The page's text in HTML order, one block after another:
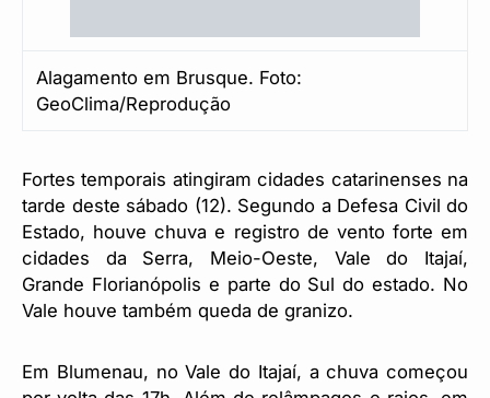
Alagamento em Brusque. Foto:
GeoClima/Reprodução
Fortes temporais atingiram cidades catarinenses na
tarde deste sábado (12). Segundo a Defesa Civil do
Estado, houve chuva e registro de vento forte em
cidades da Serra, Meio-Oeste, Vale do Itajaí,
Grande Florianópolis e parte do Sul do estado. No
Vale houve também queda de granizo.
Em Blumenau, no Vale do Itajaí, a chuva começou